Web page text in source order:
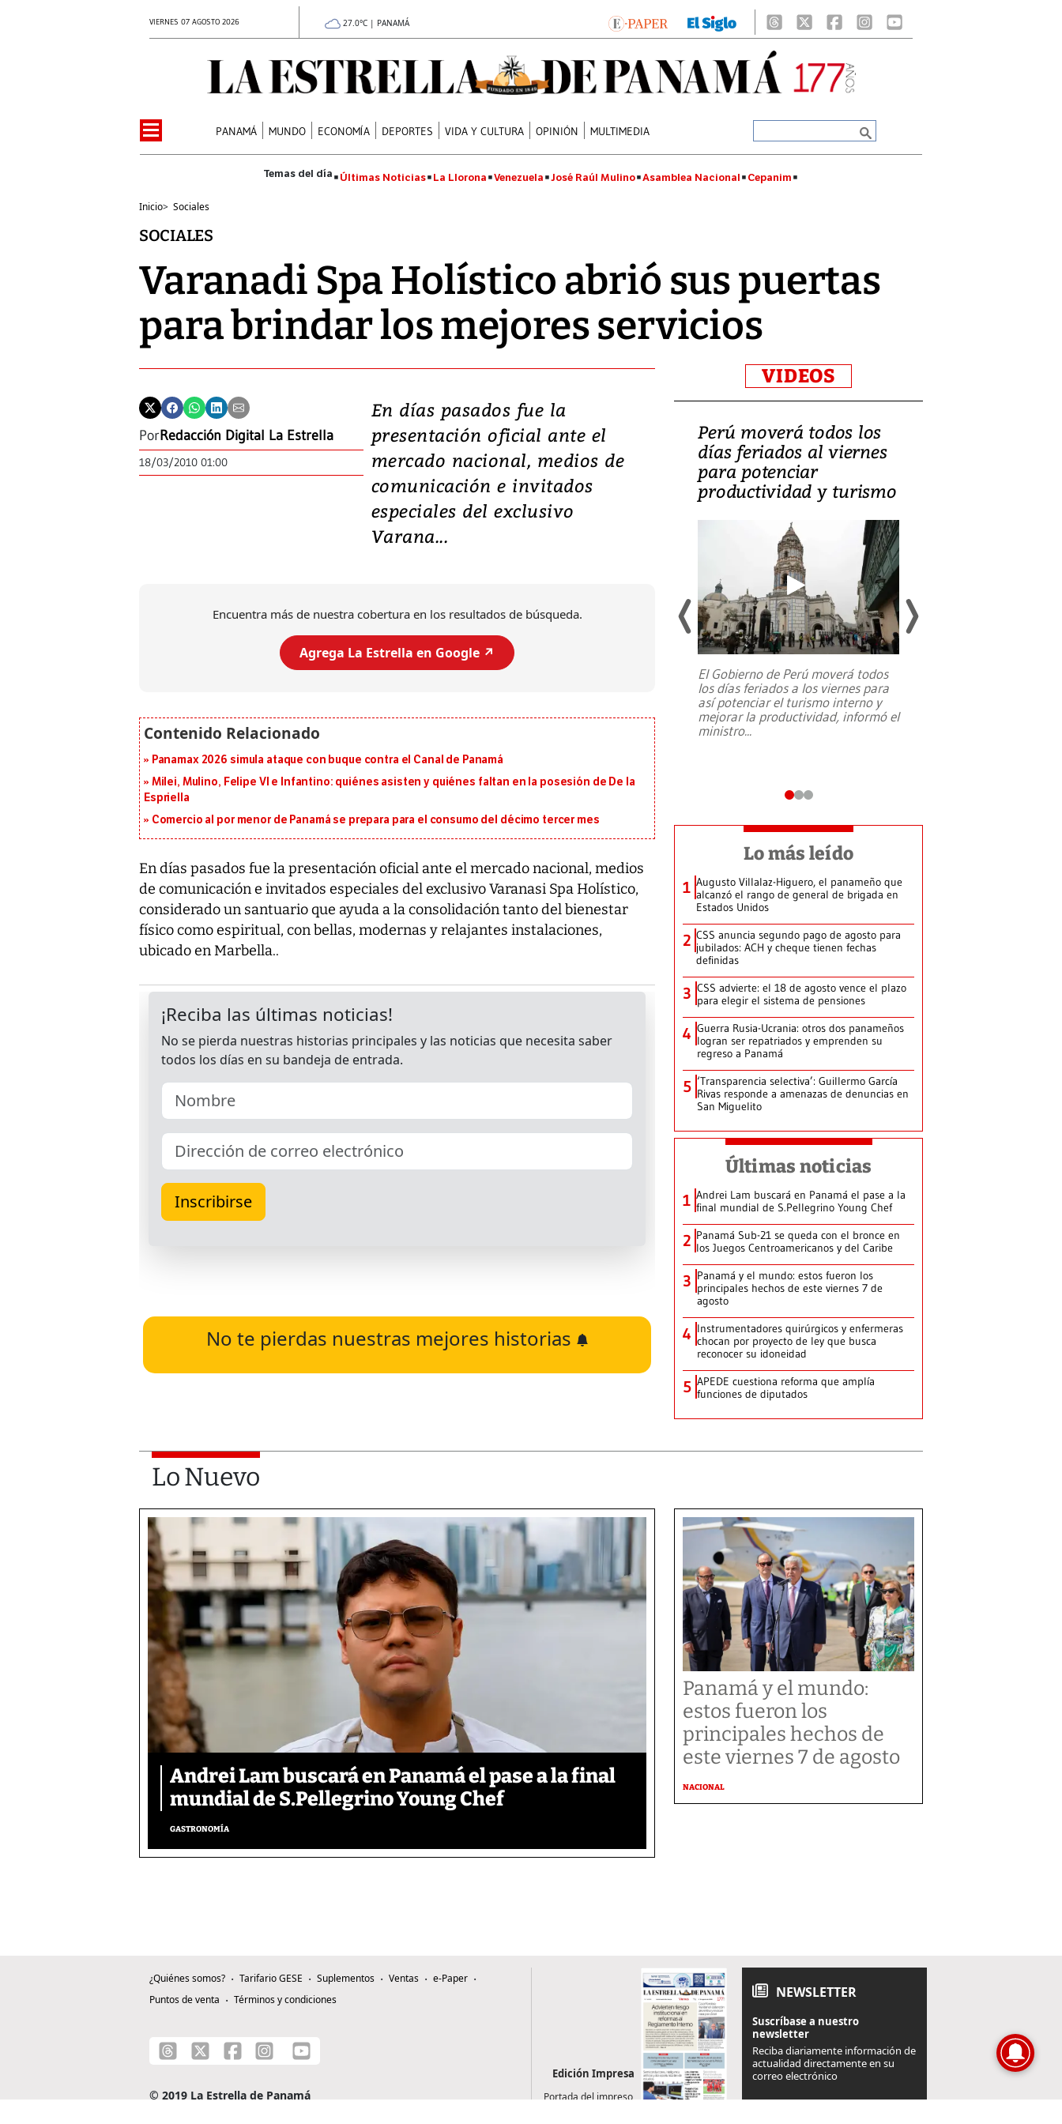
VIERNES 07 AGOSTO 2026 27.0°C | PANAMÁ
PANAMÁ MUNDO ECONOMÍA DEPORTES VIDA Y CULTURA OPINIÓN MULTIMEDIA
Últimas Noticias La Llorona Venezuela José Raúl Mulino Asamblea Nacional Cepanim
Inicio> Sociales
SOCIALES
Varanadi Spa Holístico abrió sus puertas
para brindar los mejores servicios
PorRedacción Digital La Estrella
18/03/2010 01:00
En días pasados fue la
presentación oficial ante el
mercado nacional, medios de
comunicación e invitados
especiales del exclusivo
Varana...
Encuentra más de nuestra cobertura en los resultados de búsqueda.
Agrega La Estrella en Google ↗️
Panamax 2026 simula ataque con buque contra el Canal de Panamá
Milei, Mulino, Felipe VI e Infantino: quiénes asisten y quiénes faltan en la posesión de De la
Espriella
Comercio al por menor de Panamá se prepara para el consumo del décimo tercer mes
En días pasados fue la presentación oficial ante el mercado nacional, medios
de comunicación e invitados especiales del exclusivo Varanasi Spa Holístico,
considerado un santuario que ayuda a la consolidación tanto del bienestar
físico como espiritual, con bellas, modernas y relajantes instalaciones,
ubicado en Marbella..
No te pierdas nuestras mejores historias
VIDEOS
Video: Lula lanza su
candidatura con
promesas de inversión
en defensa, educación y
tierras raras
presidente de Brasil, Luiz Inácio Lula
candidatura
Perú moverá todos los
días feriados al viernes
para potenciar
productividad y turismo
El Gobierno de Perú moverá todos
los días feriados a los viernes para
así potenciar el turismo interno y
mejorar la productividad, informó el
ministro...
Lo más leído
1 Augusto Villalaz-Higuero, el panameño que
alcanzó el rango de general de brigada en
Estados Unidos
2 CSS anuncia segundo pago de agosto para
jubilados: ACH y cheque tienen fechas
definidas
3 CSS advierte: el 18 de agosto vence el plazo
para elegir el sistema de pensiones
4 Guerra Rusia-Ucrania: otros dos panameños
logran ser repatriados y emprenden su
regreso a Panamá
5 ‘Transparencia selectiva’: Guillermo García
Rivas responde a amenazas de denuncias en
San Miguelito
Últimas noticias
1 Andrei Lam buscará en Panamá el pase a la
final mundial de S.Pellegrino Young Chef
2 Panamá Sub-21 se queda con el bronce en
los Juegos Centroamericanos y del Caribe
3 Panamá y el mundo: estos fueron los
principales hechos de este viernes 7 de
agosto
4 Instrumentadores quirúrgicos y enfermeras
chocan por proyecto de ley que busca
reconocer su idoneidad
5 APEDE cuestiona reforma que amplía
funciones de diputados
Lo Nuevo
Andrei Lam buscará en Panamá el pase a la final
mundial de S.Pellegrino Young Chef
GASTRONOMÍA
Panamá y el mundo:
estos fueron los
principales hechos de
este viernes 7 de agosto
NACIONAL
¿Quiénes somos? Tarifario GESE Suplementos Ventas
e-Paper
Puntos de venta
Términos y condiciones
© 2019 La Estrella de Panamá
Edición Impresa
Portada del impreso
NEWSLETTER
Suscríbase a nuestro
newsletter
Reciba diariamente información de
actualidad directamente en su
correo electrónico